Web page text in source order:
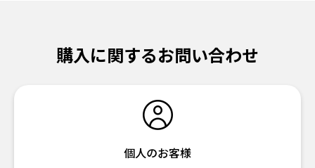
購入に関するお問い合わせ
個人のお客様